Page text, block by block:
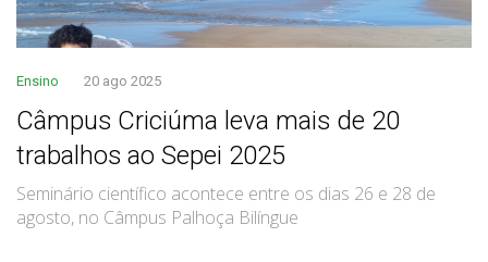
Ensino 20 ago 2025
Câmpus Criciúma leva mais de 20
trabalhos ao Sepei 2025
Seminário científico acontece entre os dias 26 e 28 de
agosto, no Câmpus Palhoça Bilíngue